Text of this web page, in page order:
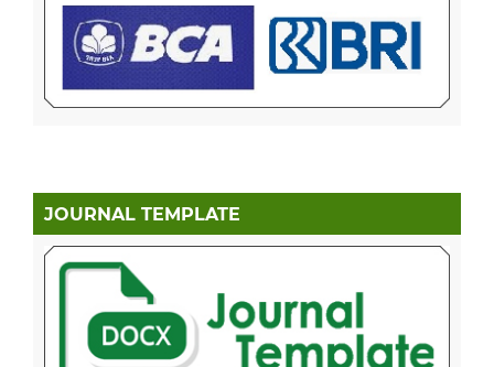
JOURNAL TEMPLATE